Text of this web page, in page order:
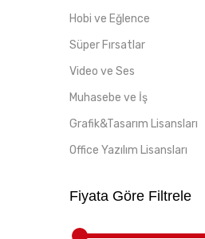
Hobi ve Eğlence
Süper Fırsatlar
Video ve Ses
Muhasebe ve İş
Grafik&Tasarım Lisansları
Office Yazılım Lisansları
Fiyata Göre Filtrele